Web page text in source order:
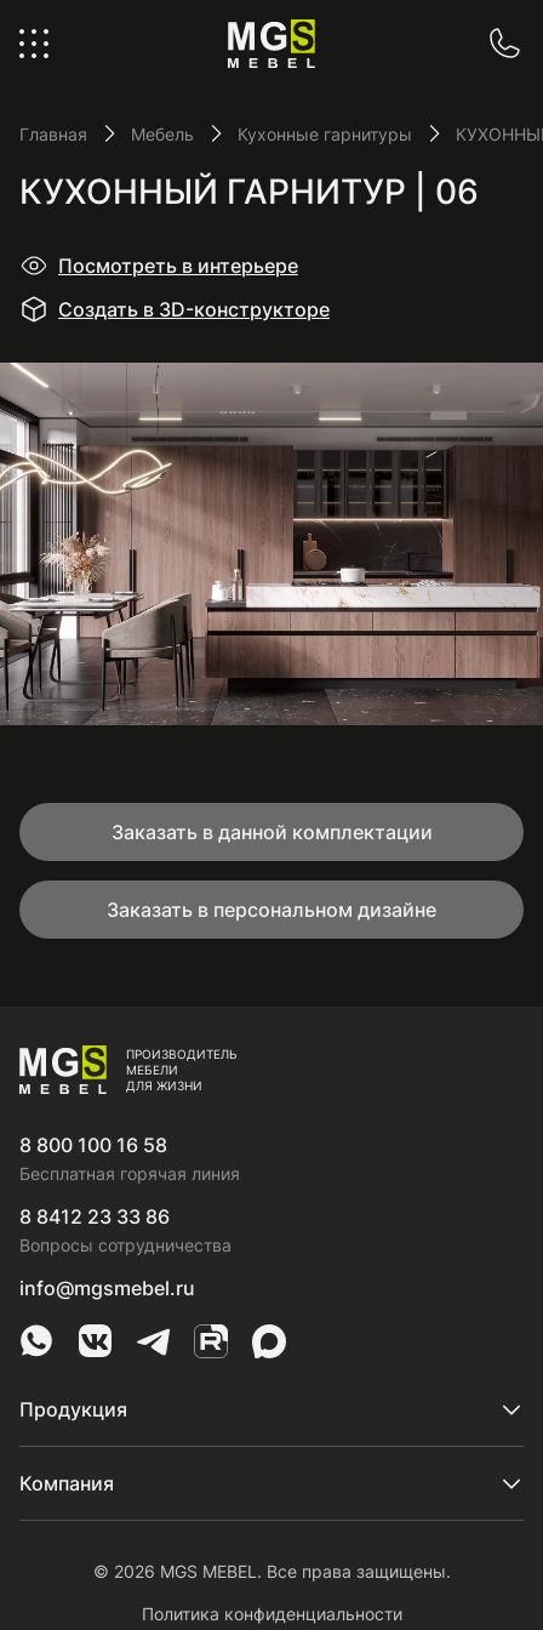
Главная Мебель Кухонные гарнитуры
КУХОННЫЙ ГАРНИТУР | 06
Посмотреть в интерьере
Создать в 3D-конструкторе
Заказать в данной комплектации
Заказать в персональном дизайне
ПРОИЗВОДИТЕЛЬ
МЕБЕЛИ
ДЛЯ ЖИЗНИ
8 800 100 16 58
Бесплатная горячая линия
8 8412 23 33 86
Вопросы сотрудничества
info@mgsmebel.ru
MGS Mebel в Whatsapp
MGS Mebel в VK
MGS Mebel в Telegram
MGS Mebel на Rutube
MGS Mebel на MAX
Продукция
Компания
© 2026 MGS MEBEL. Все права защищены.
Политика конфиденциальности